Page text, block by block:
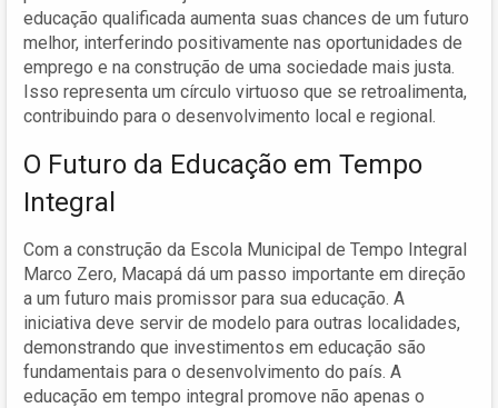
educação qualificada aumenta suas chances de um futuro
melhor, interferindo positivamente nas oportunidades de
emprego e na construção de uma sociedade mais justa.
Isso representa um círculo virtuoso que se retroalimenta,
contribuindo para o desenvolvimento local e regional.
O Futuro da Educação em Tempo
Integral
Com a construção da Escola Municipal de Tempo Integral
Marco Zero, Macapá dá um passo importante em direção
a um futuro mais promissor para sua educação. A
iniciativa deve servir de modelo para outras localidades,
demonstrando que investimentos em educação são
fundamentais para o desenvolvimento do país. A
educação em tempo integral promove não apenas o